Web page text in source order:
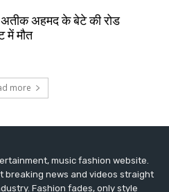
music fashion website.
breaking news and videos straight
Fashion fades, only style